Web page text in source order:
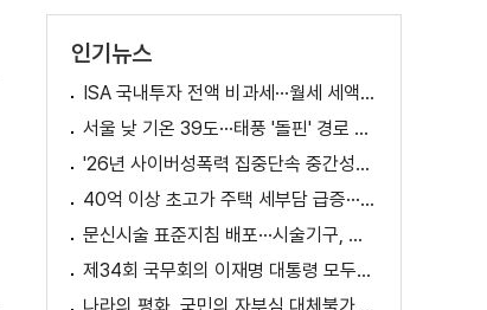
인기뉴스
ISA 국내투자 전액 비과세···월세 세액공제 확대
서울 낮 기온 39도···태풍 '돌핀' 경로 변수
'26년 사이버성폭력 집중단속 중간성과 발표···향후 추진계획은?
40억 이상 초고가 주택 세부담 급증···실수요자 보호 강화
문신시술 표준지침 배포···시술기구, 일회용 사용 후 폐기
제34회 국무회의 이재명 대통령 모두발언